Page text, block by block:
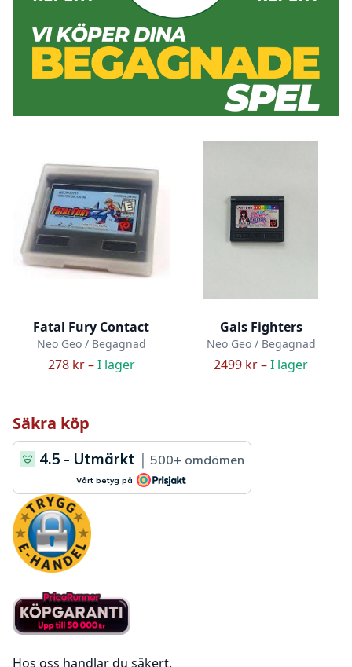
Fatal Fury Contact
Neo Geo / Begagnad
278 kr –I lager
Gals Fighters
Neo Geo / Begagnad
2499 kr –I lager
Säkra köp
Hos oss handlar du säkert.